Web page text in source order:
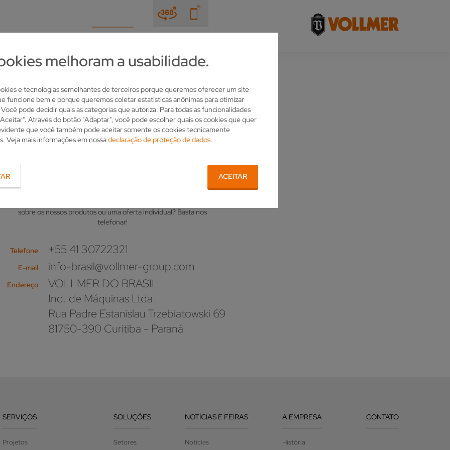
melhoram a usabilidade.
e tecnologias semelhantes de terceiros porque queremos oferecer um site
funcione bem e porque queremos coletar estatísticas anônimas para otimizar
pode decidir quais as categorias que autoriza. Para todas as funcionalidades
Através do botão "Adaptar", você pode escolher quais os cookies que quer
que você também pode aceitar somente os cookies tecnicamente
Veja mais informações em nossadeclaração de proteção de dados.
ACEITAR
sobre os nossos produtos ou uma oferta individual? Basta nos
telefonar!
Telefone +55 41 30722321
E-mail info-brasil@vollmer-group.com
Endereço
VOLLMER DO BRASIL
Ind. de Máquinas Ltda.
Rua Padre Estanislau Trzebiatowski 69
81750-390 Curitiba - Paraná
SERVIÇOS
Projetos
SOLUÇÕES
Setores
NOTÍCIAS E FEIRAS
Notícias
A EMPRESA
História
CONTATO